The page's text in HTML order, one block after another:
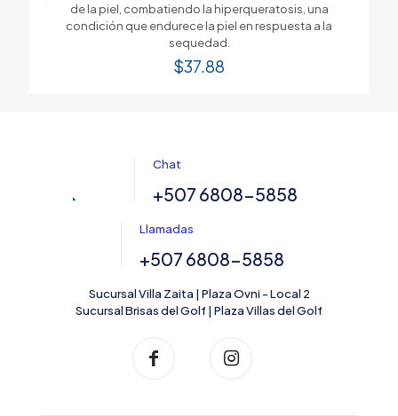
de la piel, combatiendo la hiperqueratosis, una
condición que endurece la piel en respuesta a la
sequedad.
$37.88
Chat
+507 6808-5858
Llamadas
+507 6808-5858
Sucursal Villa Zaita | Plaza Ovni - Local 2
Sucursal Brisas del Golf | Plaza Villas del Golf